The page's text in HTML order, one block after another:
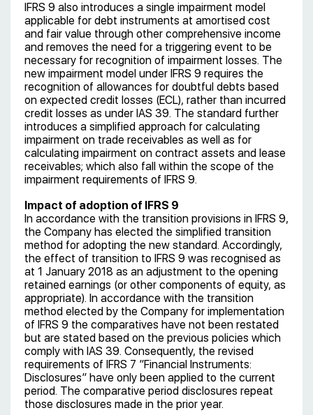
IFRS 9 also introduces a single impairment model
applicable for debt instruments at amortised cost
and fair value through other comprehensive income
and removes the need for a triggering event to be
necessary for recognition of impairment losses. The
new impairment model under IFRS 9 requires the
recognition of allowances for doubtful debts based
on expected credit losses (ECL), rather than incurred
credit losses as under IAS 39. The standard further
introduces a simplified approach for calculating
impairment on trade receivables as well as for
calculating impairment on contract assets and lease
receivables; which also fall within the scope of the
impairment requirements of IFRS 9.
Impact of adoption of IFRS 9
In accordance with the transition provisions in IFRS 9,
the Company has elected the simplified transition
method for adopting the new standard. Accordingly,
the effect of transition to IFRS 9 was recognised as
at 1 January 2018 as an adjustment to the opening
retained earnings (or other components of equity, as
appropriate). In accordance with the transition
method elected by the Company for implementation
of IFRS 9 the comparatives have not been restated
but are stated based on the previous policies which
comply with IAS 39. Consequently, the revised
requirements of IFRS 7 ”Financial Instruments:
Disclosures” have only been applied to the current
period. The comparative period disclosures repeat
those disclosures made in the prior year.